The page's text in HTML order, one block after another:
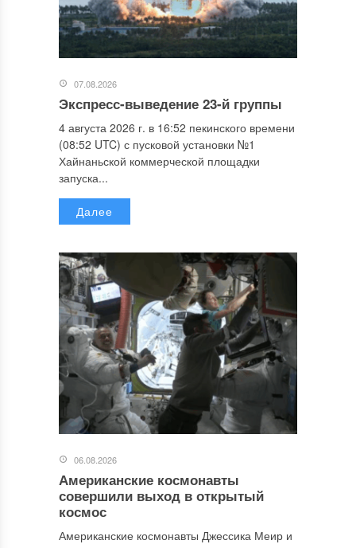
07.08.2026
Экспресс-выведение 23-й группы
4 августа 2026 г. в 16:52 пекинского времени
(08:52 UTC) с пусковой установки №1
Хайнаньской коммерческой площадки
запуска...
Далее
06.08.2026
Американские космонавты
совершили выход в открытый
космос
Американские космонавты Джессика Меир и